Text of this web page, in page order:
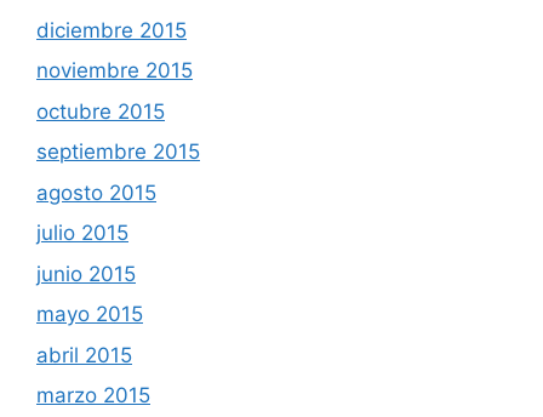
diciembre 2015
noviembre 2015
octubre 2015
septiembre 2015
agosto 2015
julio 2015
junio 2015
mayo 2015
abril 2015
marzo 2015